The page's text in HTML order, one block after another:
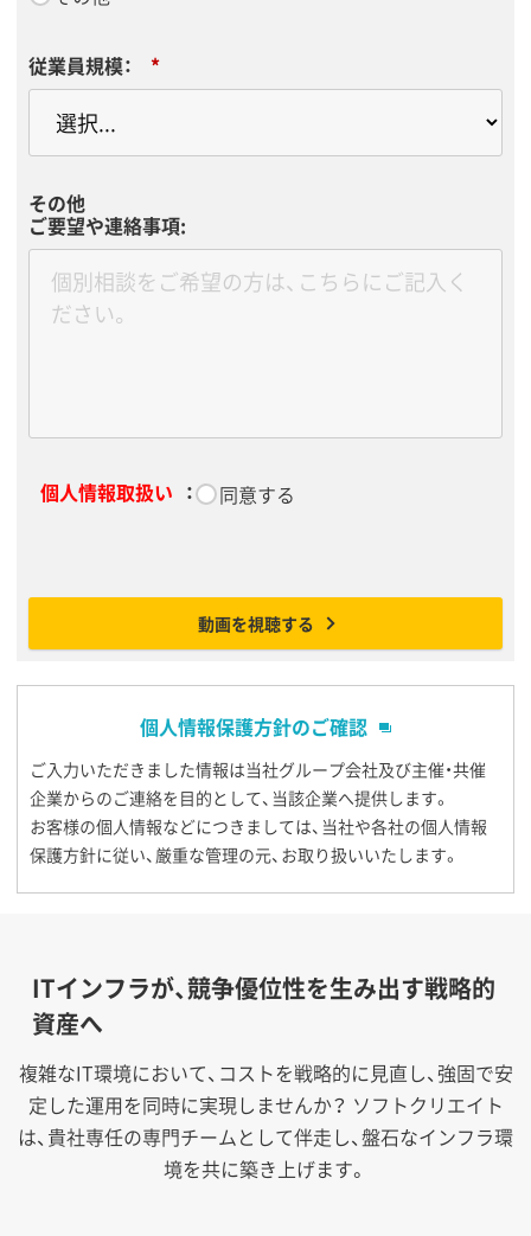
*
従業員規模：
その他
ご要望や連絡事項:
*
個人情報取扱い ： 同意する
動画を視聴する
個人情報保護方針のご確認
ご入力いただきました情報は当社グループ会社及び主催・共催
企業からのご連絡を目的として、当該企業へ提供します。
お客様の個人情報などにつきましては、当社や各社の個人情報
保護方針に従い、厳重な管理の元、お取り扱いいたします。
ITインフラが、競争優位性を生み出す戦略的
資産へ
複雑なIT環境において、コストを戦略的に見直し、強固で安
定した運用を同時に実現しませんか？ ソフトクリエイト
は、貴社専任の専門チームとして伴走し、盤石なインフラ環
境を共に築き上げます。